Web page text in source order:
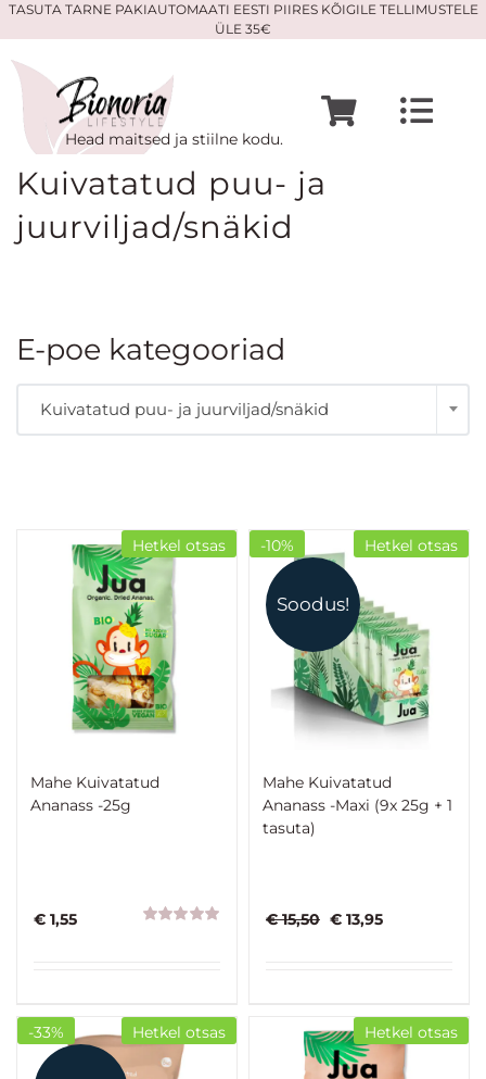
Skip
to
content
TASUTA TARNE PAKIAUTOMAATI EESTI PIIRES KÕIGILE TELLIMUSTELE
ÜLE 35€
Head maitsed ja stiilne kodu.
Avaleht
Mine poodi
Kontakt
Kuivatatud puu- ja
juurviljad/snäkid
Hetkel otsas
Mahe Kuivatatud
Ananass -25g
€ 1,55
Soodus!
Hetkel otsas
-10%
Mahe Kuivatatud
Ananass -Maxi (9x 25g + 1
tasuta)
€15,50 Algne
€ 13,95Praegune
Hetkel otsas
-33% Hetkel otsas
E-poe kategooriad
Kuivatatud puu- ja juurviljad/snäkid